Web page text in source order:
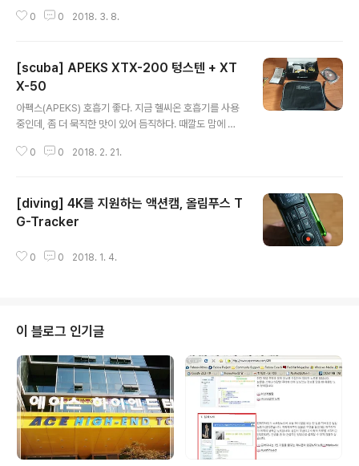
을 때는 프리다이버 1팀과 스쿠버다이빙 2팀이 이용하고
로 되어 있어서 3단계로 수심이 나뉜다. AED 제세동기와
산소킷을 비치해두고 있다. 그리고 다이빙 장비들도 이제
막 포장을 뜯은 새제품들이라 깨끗하다. 샤워장이나 탈의
실은 깔끔하다. 탈의실은 바닥에 온돌을 깔아서 따뜻하게
해놓아 물기가 떨어져도 금방 마른다. 주말은 춘천고속도
로 교통체증의 지옥을 경험할 가능성이 높고 가격이 높은
0 0 2018. 3. 8.
[scuba] APEKS XTX-200 텅스텐 + XT
X-50
아펙스(APEKS) 호흡기 좋다. 지금 헬씨온 호흡기를 사용
중인데, 좀 더 묵직한 맛이 있어 듬직하다. 때깔도 맘에 든
때는 아펙스 호흡기로...
0 0 2018. 2. 21.
[diving] 4K를 지원하는 액션캠, 올림푸스 T
G-Tracker
0 0 2018. 1. 4.
이 블로그 인기글